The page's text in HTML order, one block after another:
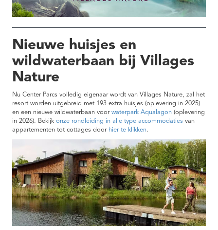
Nieuwe huisjes en
wildwaterbaan bij Villages
Nature
Nu Center Parcs volledig eigenaar wordt van Villages Nature, zal het
resort worden uitgebreid met 193 extra huisjes (oplevering in 2025)
en een nieuwe wildwaterbaan voor waterpark Aqualagon (oplevering
in 2026). Bekijk onze rondleiding in alle type accommodaties van
appartementen tot cottages door hier te klikken.